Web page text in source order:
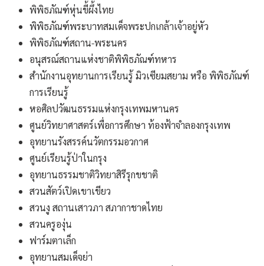
พิพิธภัณฑ์หุ่นขี้ผึ้งไทย
พิพิธภัณฑ์พระบาทสมเด็จพระปกเกล้าเจ้าอยู่หัว
พิพิธภัณฑ์สถาน-พระนคร
อนุสรณ์สถานแห่งชาติพิพิธภัณฑ์ทหาร
สำนักงานอุทยานการเรียนรู้ มิวเซียมสยาม หรือ พิพิธภัณฑ์
การเรียนรู้
หอศิลปวัฒนธรรมแห่งกรุงเทพมหานคร
ศูนย์วิทยาศาสตร์เพื่อการศึกษา ท้องฟ้าจำลองกรุงเทพ
อุทยานรังสรรค์นวัตกรรมอวกาศ
ศูนย์เรียนรู้ป่าในกรุง
อุทยานธรรมชาติวิทยาสิรีรุกขชาติ
สวนสัตว์เปิดเขาเขียว
สวนงู สถานเสาวภา สภากาชาดไทย
สวนครูองุ่น
ฟาร์มตาเล็ก
อุทยานสมเด็จย่า